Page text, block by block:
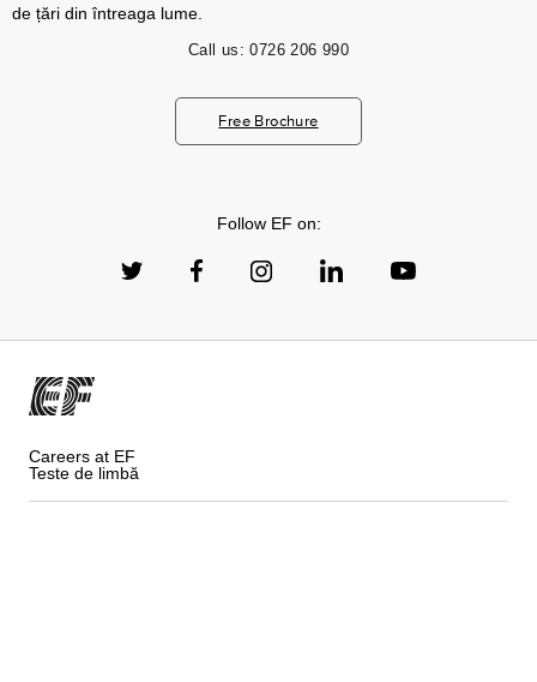
de țări din întreaga lume.
Call us: 0726 206 990
Free Brochure
Follow EF on:
Careers at EF
Teste de limbă